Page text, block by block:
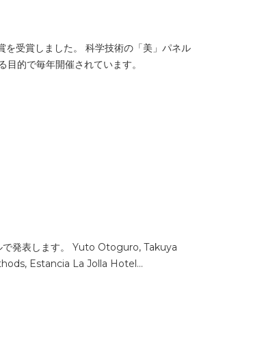
受賞しました。 科学技術の「美」パネル
目的で毎年開催されています。
発表します。 Yuto Otoguro, Takuya
Estancia La Jolla Hotel…